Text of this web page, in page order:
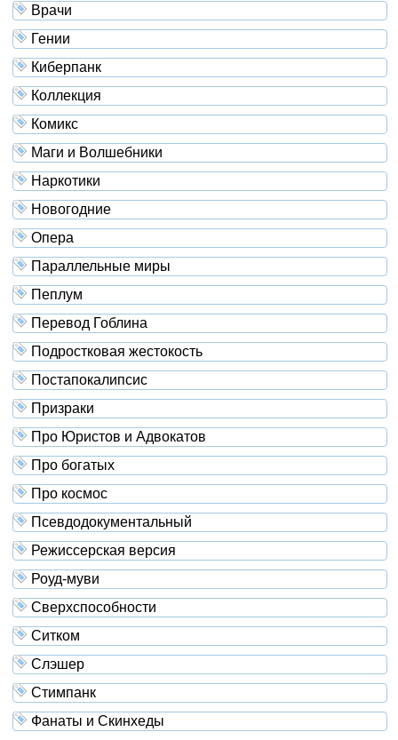
Врачи
Гении
Киберпанк
Коллекция
Комикс
Маги и Волшебники
Наркотики
Новогодние
Опера
Параллельные миры
Пеплум
Перевод Гоблина
Подростковая жестокость
Постапокалипсис
Призраки
Про Юристов и Адвокатов
Про богатых
Про космос
Псевдодокументальный
Режиссерская версия
Роуд-муви
Сверхспособности
Ситком
Слэшер
Стимпанк
Фанаты и Скинхеды